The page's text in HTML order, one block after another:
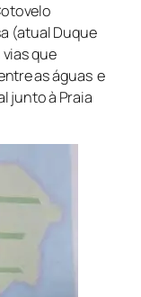
(atual Duque
que
as águas e
junto à Praia